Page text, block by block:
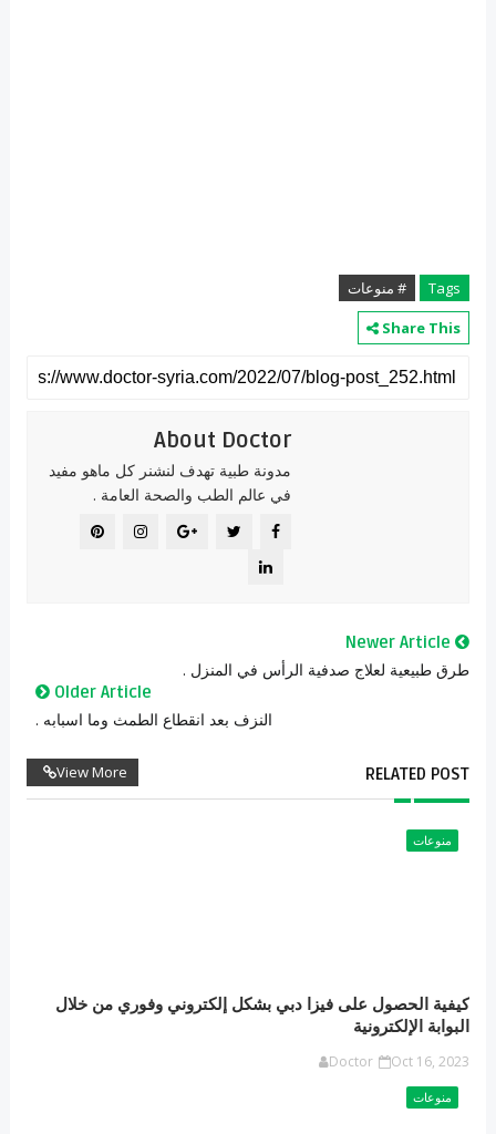
Tags
# منوعات
Share This
About Doctor
مدونة طبية تهدف لنشنر كل ماهو مفيد
في عالم الطب والصحة العامة .
Newer Article
طرق طبيعية لعلاج صدفية الرأس في المنزل .
Older Article
النزف بعد انقطاع الطمث وما اسبابه .
RELATED POST
View More
منوعات
كيفية الحصول على فيزا دبي بشكل إلكتروني وفوري من خلال
البوابة الإلكترونية
Doctor Oct 16, 2023
منوعات